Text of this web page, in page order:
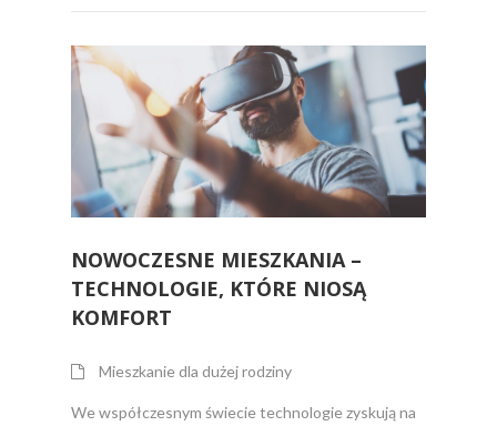
NOWOCZESNE MIESZKANIA –
TECHNOLOGIE, KTÓRE NIOSĄ
KOMFORT
Mieszkanie dla dużej rodziny
We współczesnym świecie technologie zyskują na